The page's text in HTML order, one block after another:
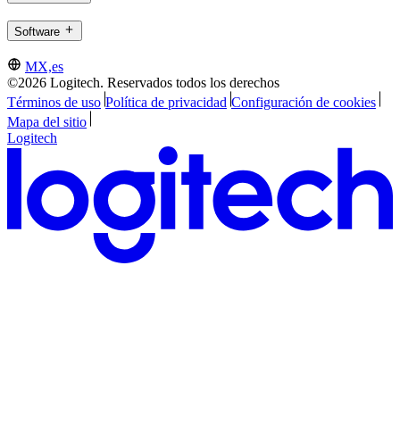
Software
MX,es
©2026 Logitech. Reservados todos los derechos
Términos de uso Política de privacidad Configuración de cookies
Mapa del sitio
Logitech